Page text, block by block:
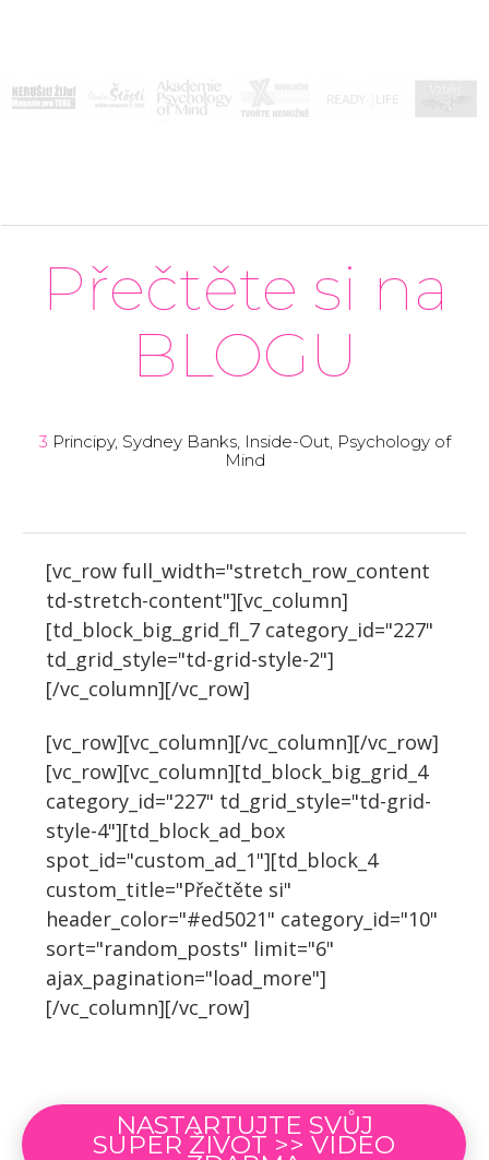
Přečtěte si na
BLOGU
3 Principy, Sydney Banks, Inside-Out, Psychology of
Mind
[vc_row full_width="stretch_row_content
td-stretch-content"][vc_column]
[td_block_big_grid_fl_7 category_id="227"
td_grid_style="td-grid-style-2"]
[/vc_column][/vc_row]
[vc_row][vc_column][/vc_column][/vc_row]
[vc_row][vc_column][td_block_big_grid_4
category_id="227" td_grid_style="td-grid-
style-4"][td_block_ad_box
spot_id="custom_ad_1"][td_block_4
custom_title="Přečtěte si"
header_color="#ed5021" category_id="10"
sort="random_posts" limit="6"
ajax_pagination="load_more"]
[/vc_column][/vc_row]
NASTARTUJTE SVŮJ
SUPER ŽIVOT >> VIDEO